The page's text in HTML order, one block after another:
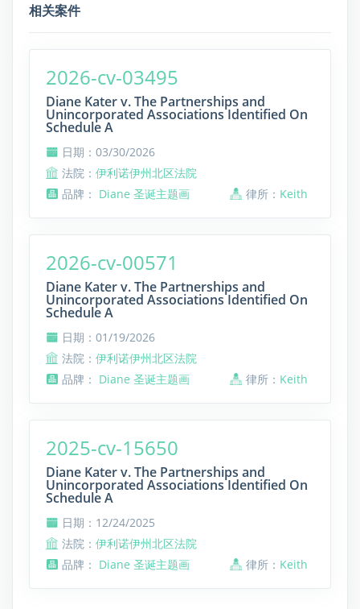
相关案件
2026-cv-03495
Diane Kater v. The Partnerships and
Unincorporated Associations Identified On
Schedule A
日期：03/30/2026
法院： 伊利诺伊州北区法院
品牌： Diane 圣诞主题画 律所： Keith
2026-cv-00571
Diane Kater v. The Partnerships and
Unincorporated Associations Identified On
Schedule A
日期：01/19/2026
法院： 伊利诺伊州北区法院
品牌： Diane 圣诞主题画 律所： Keith
2025-cv-15650
Diane Kater v. The Partnerships and
Unincorporated Associations Identified On
Schedule A
日期：12/24/2025
法院： 伊利诺伊州北区法院
品牌： Diane 圣诞主题画 律所： Keith